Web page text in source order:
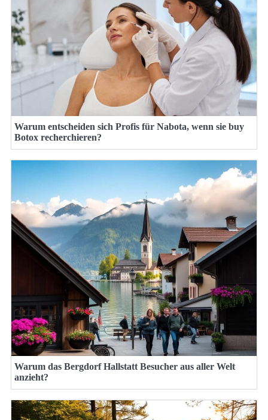
Warum entscheiden sich Profis für Nabota, wenn sie buy
Botox recherchieren?
Warum das Bergdorf Hallstatt Besucher aus aller Welt
anzieht?